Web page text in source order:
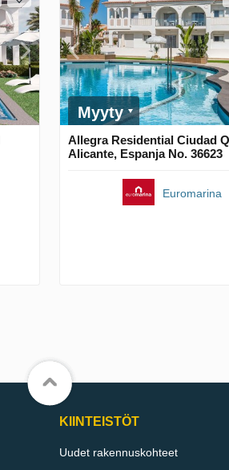
Myyty
Allegra Residential Ciudad
Alicante, Espanja No. 36623
Euromarina
KIINTEISTÖT
Uudet rakennuskohteet